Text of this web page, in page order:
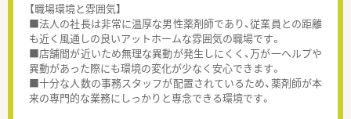
【職場環境と雰囲気】
■法人の社長は非常に温厚な男性薬剤師であり、従業員との距離
も近く風通しの良いアットホームな雰囲気の職場です。
■店舗間が近いため無理な異動が発生しにくく、万が一ヘルプや
異動があった際にも環境の変化が少なく安心できます。
■十分な人数の事務スタッフが配置されているため、薬剤師が本
来の専門的な業務にしっかりと専念できる環境です。